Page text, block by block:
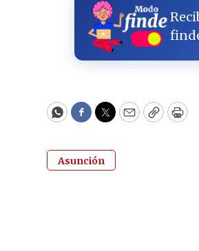
WhatsApp
Facebook
Twitter
EmailCopy
Asunción